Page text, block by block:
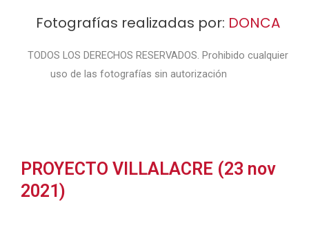
Fotografías realizadas por: DONCA
TODOS LOS DERECHOS RESERVADOS. Prohibido cualquier
uso de las fotografías sin autorización
PROYECTO VILLALACRE (23 nov
2021)